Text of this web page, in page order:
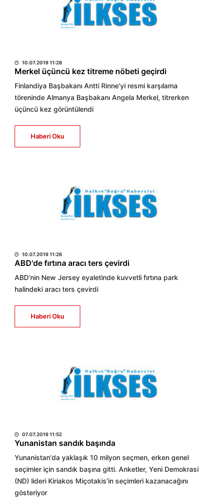
10.07.2019 11:28
Merkel üçüncü kez titreme nöbeti geçirdi
Finlandiya Başbakanı Antti Rinne'yi resmi karşılama
töreninde Almanya Başbakanı Angela Merkel, titrerken
üçüncü kez görüntülendi
Haberi Oku
10.07.2019 11:26
ABD'de fırtına aracı ters çevirdi
ABD’nin New Jersey eyaletinde kuvvetli fırtına park
halindeki aracı ters çevirdi
Haberi Oku
07.07.2019 11:52
Yunanistan sandık başında
Yunanistan'da yaklaşık 10 milyon seçmen, erken genel
seçimler için sandık başına gitti. Anketler, Yeni Demokrasi
(ND) lideri Kiriakos Miçotakis’in seçimleri kazanacağını
gösteriyor